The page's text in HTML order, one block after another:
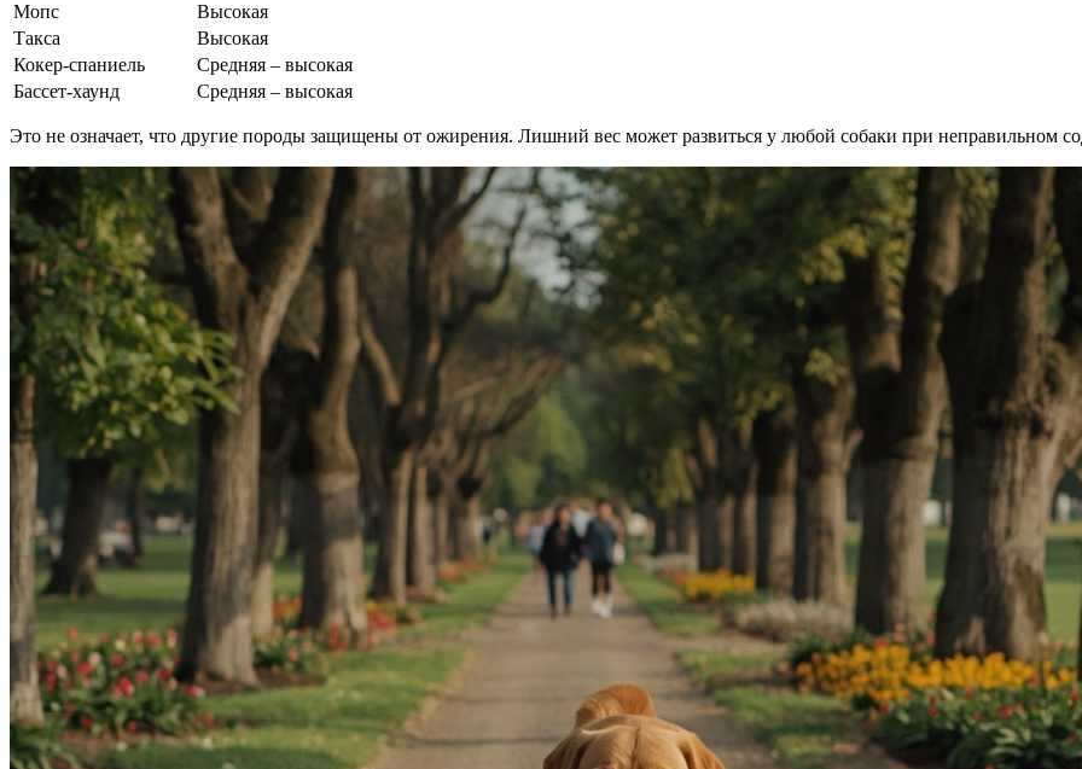
Мопс
Высокая
Такса
Высокая
Кокер-спаниель
Средняя – высокая
Бассет-хаунд
Средняя – высокая
Это не означает, что другие породы защищены от ожирения. Лишний вес может развиться у любой собаки при неправильном